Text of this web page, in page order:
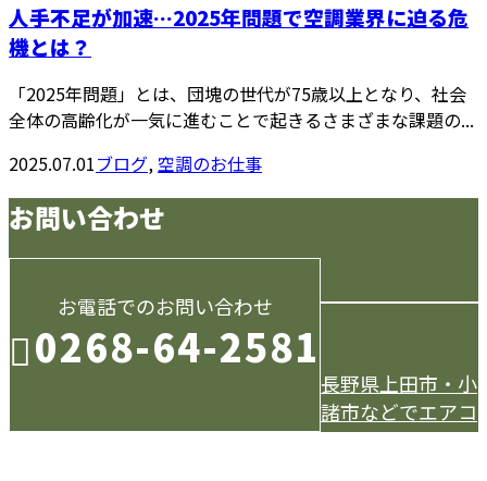
人手不足が加速…2025年問題で空調業界に迫る危
機とは？
「2025年問題」とは、団塊の世代が75歳以上となり、社会
全体の高齢化が一気に進むことで起きるさまざまな課題の...
2025.07.01ブログ,空調のお仕事
お問い合わせ
お電話でのお問い合わせ
0268-64-2581
長野県上田市・小
諸市などでエアコ